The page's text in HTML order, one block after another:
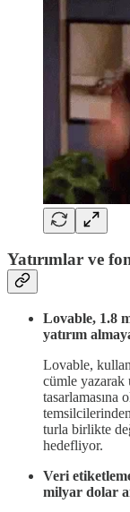
Yatırımlar ve
Lovable, 1.8
yatırım
Lovable,
cümle yazarak
tasarlamasına
turla birlikte
hedefliyor.
Veri
milyar dolar